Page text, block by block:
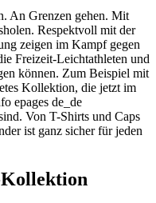
An Grenzen gehen. Mit
Respektvoll mit der
zeigen im Kampf gegen
Freizeit-Leichtathleten und
können. Zum Beispiel mit
Kollektion, die jetzt im
epages de_de
Von T-Shirts und Caps
ist ganz sicher für jeden